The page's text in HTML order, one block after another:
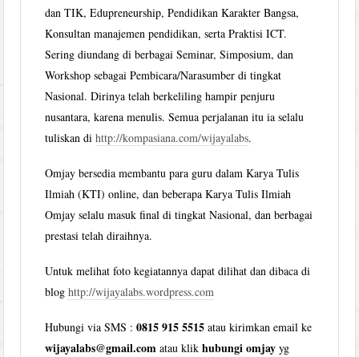
dan TIK, Edupreneurship, Pendidikan Karakter Bangsa,
Konsultan manajemen pendidikan, serta Praktisi ICT.
Sering diundang di berbagai Seminar, Simposium, dan
Workshop sebagai Pembicara/Narasumber di tingkat
Nasional. Dirinya telah berkeliling hampir penjuru
nusantara, karena menulis. Semua perjalanan itu ia selalu
tuliskan dihttp://kompasiana.com/wijayalabs.
Omjay bersedia membantu para guru dalam Karya Tulis
Ilmiah (KTI) online, dan beberapa Karya Tulis Ilmiah
Omjay selalu masuk final di tingkat Nasional, dan berbagai
prestasi telah diraihnya.
Untuk melihat foto kegiatannya dapat dilihat dan dibaca di
bloghttp://wijayalabs.wordpress.com
Hubungi via SMS :0815 915 5515 atau kirimkan email ke
wijayalabs@gmail.com atau klikhubungi omjay yg